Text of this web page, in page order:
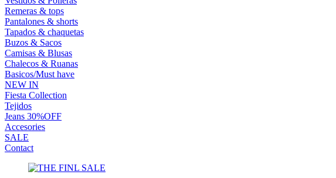
Remeras & tops
Pantalones & shorts
Tapados & chaquetas
Buzos & Sacos
Camisas & Blusas
Chalecos & Ruanas
Basicos/Must have
NEW IN
Fiesta Collection
Tejidos
Jeans 30%OFF
Accesories
SALE
Contact